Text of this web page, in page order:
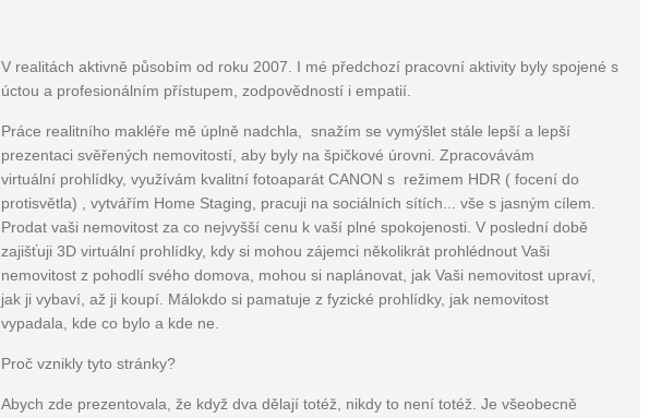
V realitách aktivně působím od roku 2007. I mé předchozí pracovní aktivity byly spojené s
úctou a profesionálním přístupem, zodpovědností i empatií.
Práce realitního makléře mě úplně nadchla, snažím se vymýšlet stále lepší a lepší
prezentaci svěřených nemovitostí, aby byly na špičkové úrovni. Zpracovávám
virtuální prohlídky, využívám kvalitní fotoaparát CANON s režimem HDR ( focení do
protisvětla) , vytvářím Home Staging, pracuji na sociálních sítích... vše s jasným cílem.
Prodat vaši nemovitost za co nejvyšší cenu k vaší plné spokojenosti. V poslední době
zajišťuji 3D virtuální prohlídky, kdy si mohou zájemci několikrát prohlédnout Vaši
nemovitost z pohodlí svého domova, mohou si naplánovat, jak Vaši nemovitost upraví,
jak ji vybaví, až ji koupí. Málokdo si pamatuje z fyzické prohlídky, jak nemovitost
vypadala, kde co bylo a kde ne.
Proč vznikly tyto stránky?
Abych zde prezentovala, že když dva dělají totéž, nikdy to není totéž. Je všeobecně